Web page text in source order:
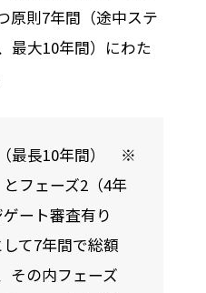
原則7年間（途中ステ
最大10年間）にわた
（最長10年間） ※
フェーズ2（4年
ート審査有り
て7年間で総額
その内フェーズ